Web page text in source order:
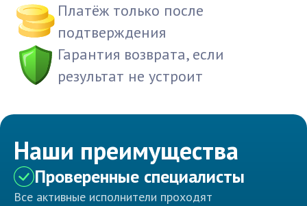
Платёж только после
подтверждения
Гарантия возврата, если
результат не устроит
Наши преимущества
Проверенные специалисты
Все активные исполнители проходят